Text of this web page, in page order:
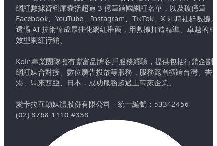
網紅數據資料庫囊括超過 3 億筆跨國網紅名單，以及破億筆
Facebook、YouTube、Instagram、TikTok、X 即時社群數據
透過 AI 技術達成最佳化網紅推薦，用數據打造精準、卓越的成
效型網紅行銷。
Kolr 專業團隊擁有豐富品牌客戶服務經驗，提供包括行銷企劃
網紅媒合對接、數位廣告投放等服務，服務範圍橫跨台灣、香
港、馬來西亞、日本，成功服務超過上萬家企業。
愛卡拉互動媒體股份有限公司 ｜ 統一編號：53342456
(02) 8768-1110 #338